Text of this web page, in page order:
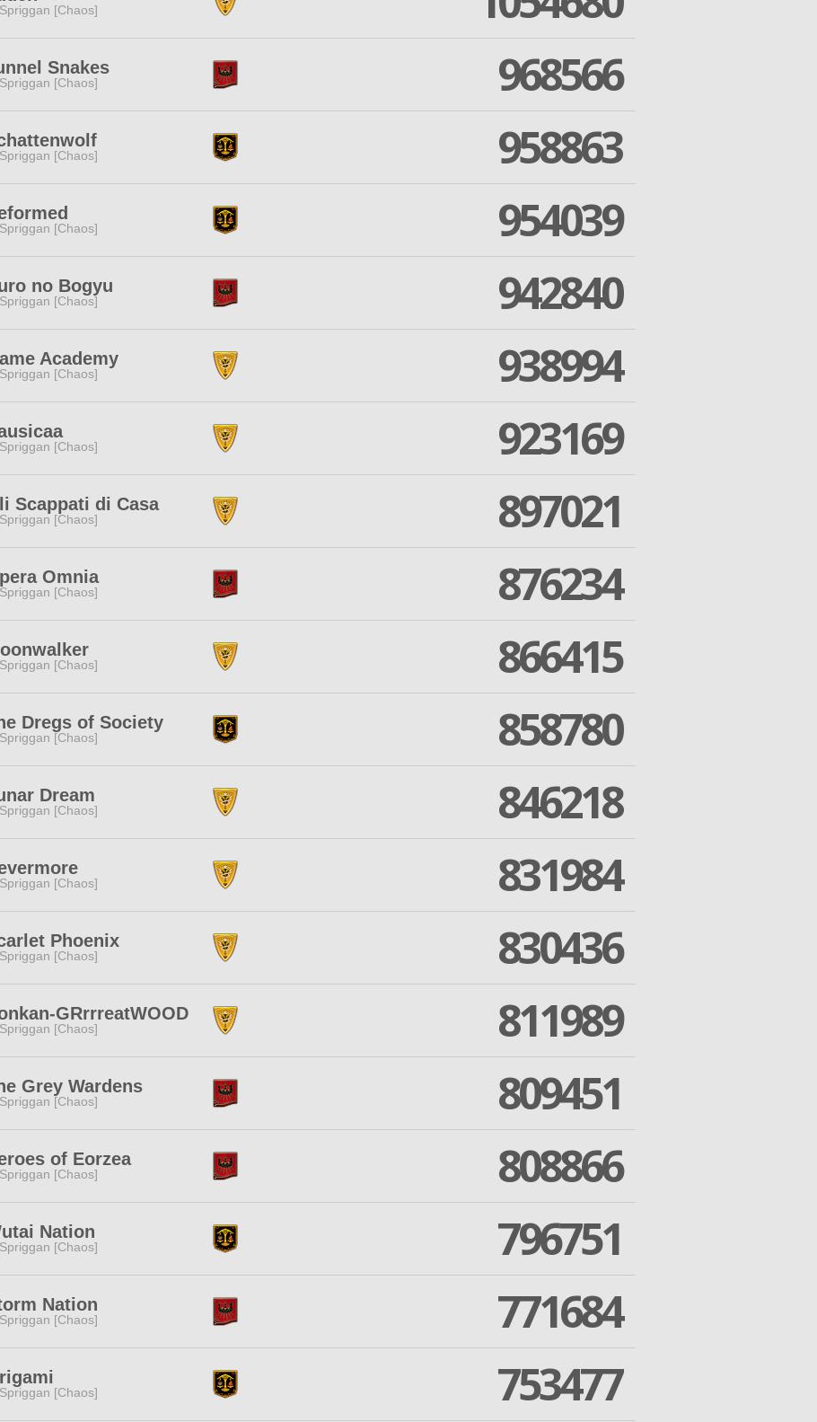
Spriggan [Chaos]
Snakes
Spriggan [Chaos]
968566
Spriggan [Chaos]
958863
Spriggan [Chaos]
954039
no Bogyu
Spriggan [Chaos]
942840
Academy
Spriggan [Chaos]
938994
Spriggan [Chaos]
923169
Scappati di Casa
Spriggan [Chaos]
897021
Omnia
Spriggan [Chaos]
876234
Spriggan [Chaos]
866415
Dregs of Society
Spriggan [Chaos]
858780
Dream
Spriggan [Chaos]
846218
Spriggan [Chaos]
831984
Phoenix
Spriggan [Chaos]
830436
GRrrreatWOOD
Spriggan [Chaos]
811989
Grey Wardens
Spriggan [Chaos]
809451
of Eorzea
Spriggan [Chaos]
808866
Nation
Spriggan [Chaos]
796751
Nation
Spriggan [Chaos]
771684
Spriggan [Chaos] 753477